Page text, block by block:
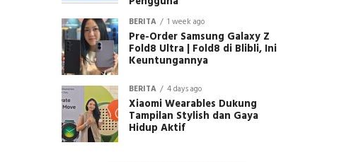
BERITA 1 week ago
Pre-Order Samsung Galaxy Z
Fold8 Ultra | Fold8 di Blibli, Ini
Keuntungannya
BERITA 4 days ago
Xiaomi Wearables Dukung
Tampilan Stylish dan Gaya
Hidup Aktif